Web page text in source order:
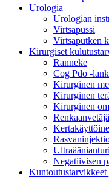
Urologia
Urologian
Virtsapussi
Virtsaputken
Kirurgiset
Ranneke
Cog Pdo -
Kirurginen
Kirurginen
Kirurginen
Renkaanvetäjä
Negatiivisen
Kuntoutustarvikkeet